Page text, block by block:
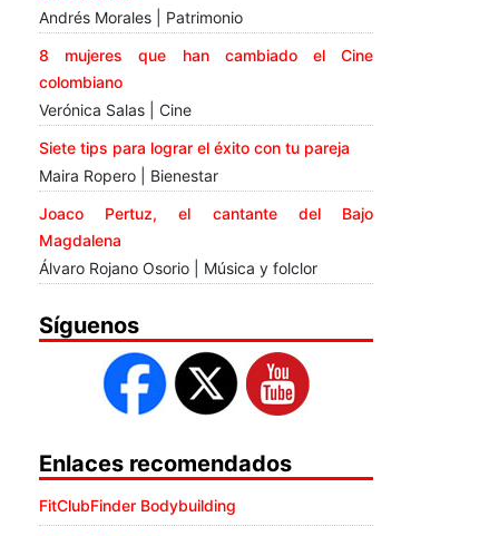
Andrés Morales | Patrimonio
8 mujeres que han cambiado el Cine
colombiano
Verónica Salas | Cine
Siete tips para lograr el éxito con tu pareja
Maira Ropero | Bienestar
Joaco Pertuz, el cantante del Bajo
Magdalena
Álvaro Rojano Osorio | Música y folclor
Síguenos
Enlaces recomendados
FitClubFinder Bodybuilding